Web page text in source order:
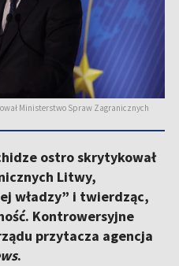
Ministerstwo Spraw Zagranicznych
ostro skrytykował
Litwy,
władzy” i twierdząc,
Kontrowersyjne
przytacza agencja
.